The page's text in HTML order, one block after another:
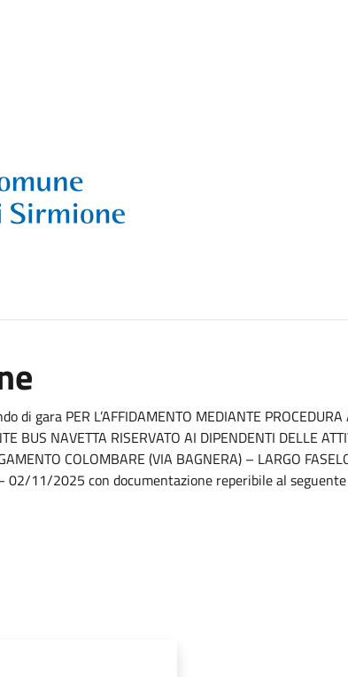
di gara PER L’AFFIDAMENTO MEDIANTE PROCEDURA
BUS NAVETTA RISERVATO AI DIPENDENTI DELLE
COLOMBARE (VIA BAGNERA) – LARGO
02/11/2025 con documentazione reperibile al